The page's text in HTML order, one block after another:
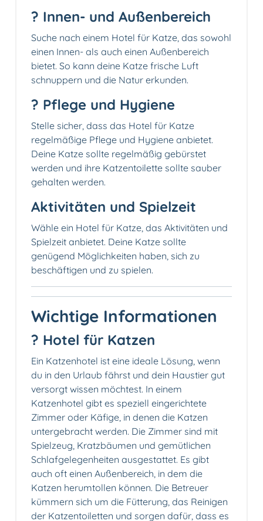
?️ Innen- und Außenbereich
Suche nach einem Hotel für Katze, das sowohl
einen Innen- als auch einen Außenbereich
bietet. So kann deine Katze frische Luft
schnuppern und die Natur erkunden.
? Pflege und Hygiene
Stelle sicher, dass das Hotel für Katze
regelmäßige Pflege und Hygiene anbietet.
Deine Katze sollte regelmäßig gebürstet
werden und ihre Katzentoilette sollte sauber
gehalten werden.
Aktivitäten und Spielzeit
Wähle ein Hotel für Katze, das Aktivitäten und
Spielzeit anbietet. Deine Katze sollte
genügend Möglichkeiten haben, sich zu
beschäftigen und zu spielen.
Wichtige Informationen
? Hotel für Katzen
Ein Katzenhotel ist eine ideale Lösung, wenn
du in den Urlaub fährst und dein Haustier gut
versorgt wissen möchtest. In einem
Katzenhotel gibt es speziell eingerichtete
Zimmer oder Käfige, in denen die Katzen
untergebracht werden. Die Zimmer sind mit
Spielzeug, Kratzbäumen und gemütlichen
Schlafgelegenheiten ausgestattet. Es gibt
auch oft einen Außenbereich, in dem die
Katzen herumtollen können. Die Betreuer
kümmern sich um die Fütterung, das Reinigen
der Katzentoiletten und sorgen dafür, dass es